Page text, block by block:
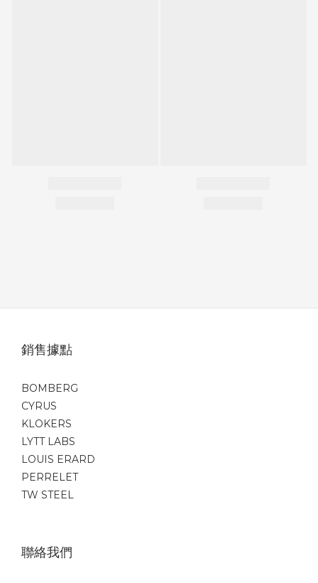
銷售據點
BOMBERG
CYRUS
KLOKERS
LYTT LABS
LOUIS ERARD
PERRELET
TW STEEL
聯絡我們